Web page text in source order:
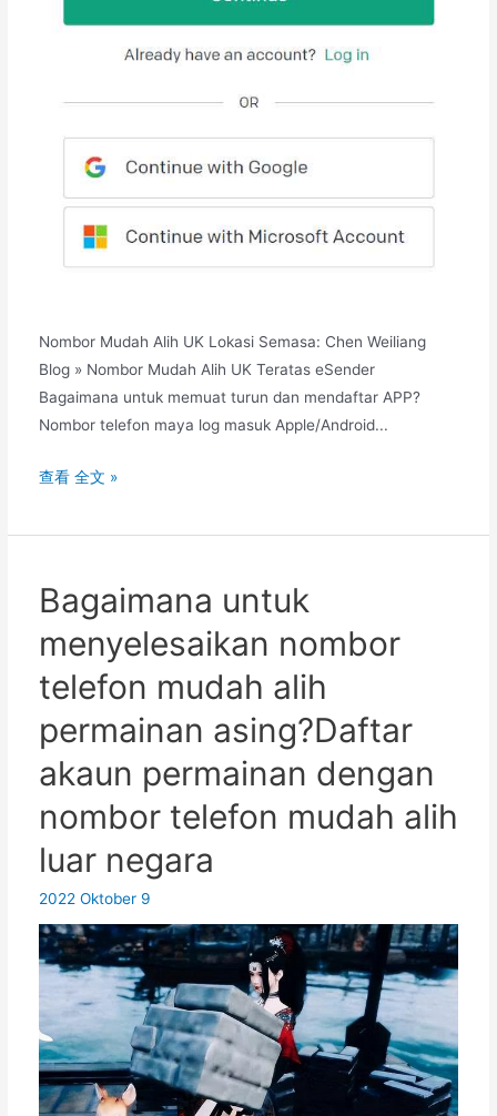
Nombor Mudah Alih UK Lokasi Semasa: Chen Weiliang
Blog » Nombor Mudah Alih UK Teratas eSender
Bagaimana untuk memuat turun dan mendaftar APP?
Nombor telefon maya log masuk Apple/Android...
Bagaimana
mendaftar
di
Rusia
dan
menggunakan
nombor
telefon
mudah
alih
asing?
OpenAI
menyokong
查看 全文 »
Bagaimana untuk
menyelesaikan nombor
telefon mudah alih
permainan asing?Daftar
akaun permainan dengan
nombor telefon mudah alih
luar negara
2022 Oktober 9